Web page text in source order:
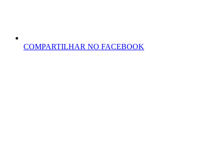
COMPARTILHAR NO FACEBOOK